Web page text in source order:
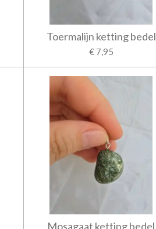
Toermalijn ketting bedel
€ 7,95
Mosagaat ketting bedel